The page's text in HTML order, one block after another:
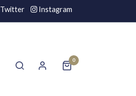
Twitter Instagram
0